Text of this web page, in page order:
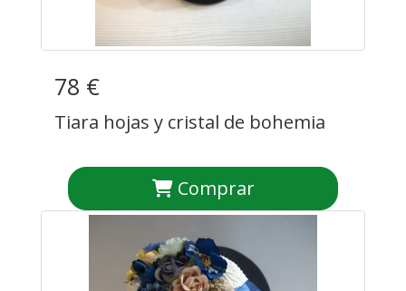
78 €
Tiara hojas y cristal de bohemia
Comprar